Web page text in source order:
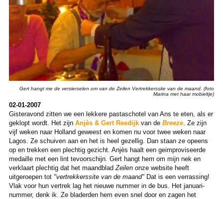
Gert hangt me de versierselen om van de Zeilen Vertrekkerssite van de maand. (foto
Marina met haar mobieltje)
02-01-2007
Gisteravond zitten we een lekkere pastaschotel van Ans te eten, als er
geklopt wordt. Het zijn Anjès & Gert Reedijkvan de Breeze. Ze zijn
vijf weken naar Holland geweest en komen nu voor twee weken naar
Lagos. Ze schuiven aan en het is heel gezellig. Dan staan ze opeens
op en trekken een plechtig gezicht. Anjès haalt een geimproviseerde
medaille met een lint tevoorschijn. Gert hangt hem om mijn nek en
verklaart plechtig dat het maandbladZeilenonze website heeft
uitgeroepen tot "vertrekkerssite van de maand"Dat is een verrassing!
Vlak voor hun vertrek lag het nieuwe nummer in de bus. Het januari-
nummer, denk ik. Ze bladerden hem even snel door en zagen het